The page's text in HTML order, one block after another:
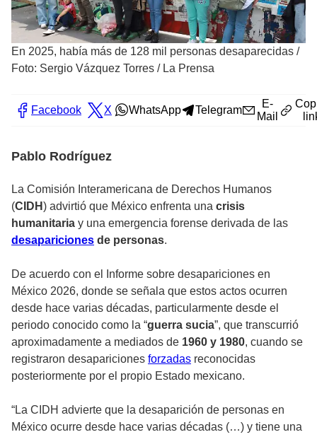
En 2025, había más de 128 mil personas desaparecidas /
Foto: Sergio Vázquez Torres / La Prensa
Facebook X WhatsApp Telegram
E-
Mail
Pablo Rodríguez
La Comisión Interamericana de Derechos Humanos
(CIDH) advirtió que México enfrenta una crisis
humanitaria y una emergencia forense derivada de las
desapariciones de personas.
De acuerdo con el Informe sobre desapariciones en
México 2026, donde se señala que estos actos ocurren
desde hace varias décadas, particularmente desde el
periodo conocido como la “guerra sucia”, que transcurrió
aproximadamente a mediados de 1960 y 1980, cuando se
registraron desapariciones forzadas reconocidas
posteriormente por el propio Estado mexicano.
“La CIDH advierte que la desaparición de personas en
México ocurre desde hace varias décadas (…) y tiene una